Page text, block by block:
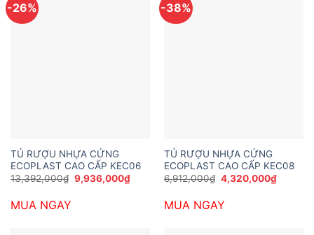
-26%
TỦ RƯỢU NHỰA CỨNG
ECOPLAST CAO CẤP KEC06
13,392,000₫ Giá
gốc
9,936,000₫Giá
hiện
MUA NGAY
-38%
TỦ RƯỢU NHỰA CỨNG
ECOPLAST CAO CẤP KEC08
6,912,000₫ Giá
gốc
6,912,000₫.
4,320,000₫Giá
hiện
MUA NGAY